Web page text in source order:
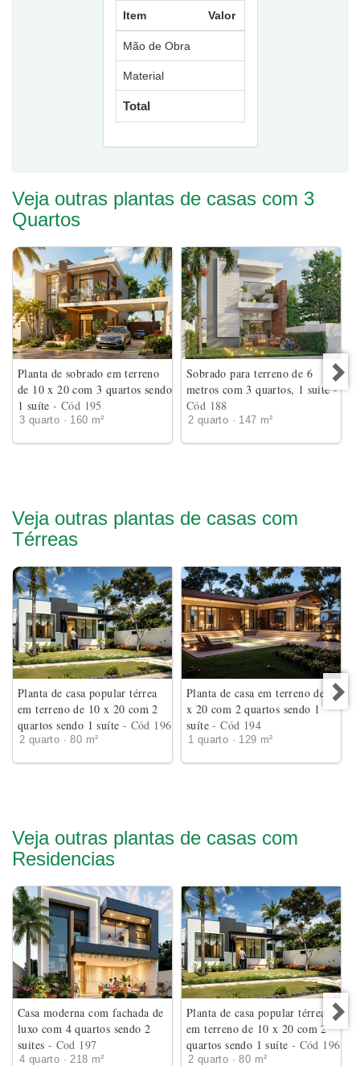
Item Valor
Mão de Obra
Material
Total
Veja outras plantas de casas com 3
Quartos
Planta de sobrado em terreno
de 10 x 20 com 3 quartos sendo
1 suíte- Cód 195
3 quarto · 160 m²
Sobrado para terreno de 6
metros com 3 quartos, 1 suite-
Cód 188
2 quarto · 147 m²
Veja outras plantas de casas com
Térreas
Planta de casa popular térrea
em terreno de 10 x 20 com 2
quartos sendo 1 suíte - Cód 196
2 quarto · 80 m²
Planta de casa em terreno de 18
x 20 com 2 quartos sendo 1
suíte- Cód 194
1 quarto · 129 m²
Veja outras plantas de casas com
Residencias
Casa moderna com fachada de
luxo com 4 quartos sendo 2
suites - Cod 197
4 quarto · 218 m²
Planta de casa popular térrea
em terreno de 10 x 20 com 2
quartos sendo 1 suíte - Cód 196
2 quarto · 80 m²